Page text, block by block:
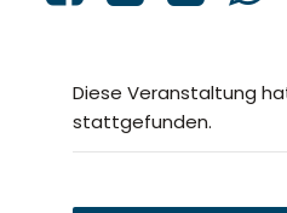
Diese Veranstaltung
stattgefunden.